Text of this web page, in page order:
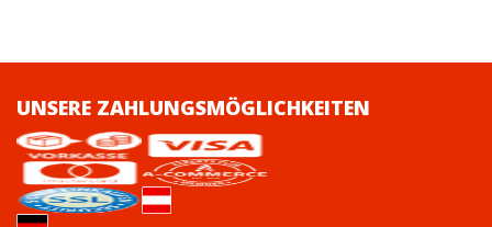
UNSERE ZAHLUNGSMÖGLICHKEITEN